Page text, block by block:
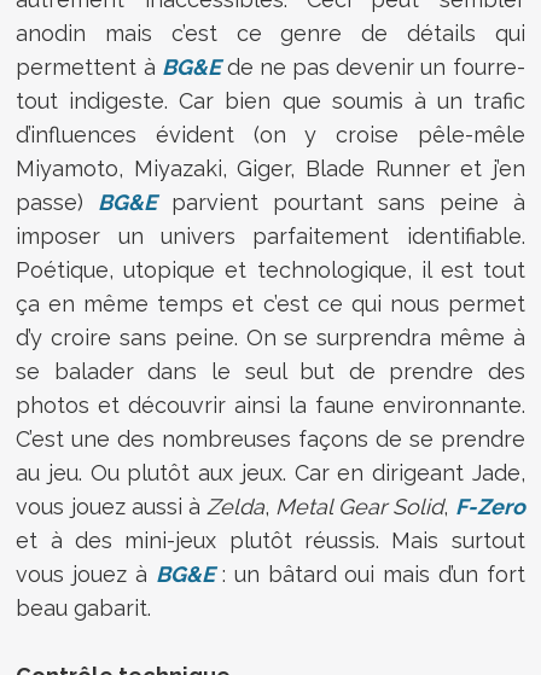
anodin mais c’est ce genre de détails qui
permettent à BG&Ede ne pas devenir un fourre-
tout indigeste. Car bien que soumis à un trafic
d’influences évident (on y croise pêle-mêle
Miyamoto, Miyazaki, Giger, Blade Runner et j’en
passe) BG&Eparvient pourtant sans peine à
imposer un univers parfaitement identifiable.
Poétique, utopique et technologique, il est tout
ça en même temps et c’est ce qui nous permet
d’y croire sans peine. On se surprendra même à
se balader dans le seul but de prendre des
photos et découvrir ainsi la faune environnante.
C’est une des nombreuses façons de se prendre
au jeu. Ou plutôt aux jeux. Car en dirigeant Jade,
vous jouez aussi à Zelda, Metal Gear Solid, F-Zero
et à des mini-jeux plutôt réussis. Mais surtout
vous jouez à BG&E: un bâtard oui mais d’un fort
beau gabarit.